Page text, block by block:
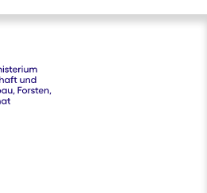
für Landwirtschaft und